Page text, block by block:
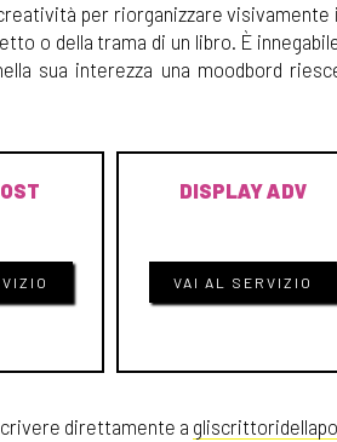
per riorganizzare visivamente
o della trama di un libro. È
sua interezza una moodbord
DISPLAY ADV
VAI AL SERVIZIO
direttamente a